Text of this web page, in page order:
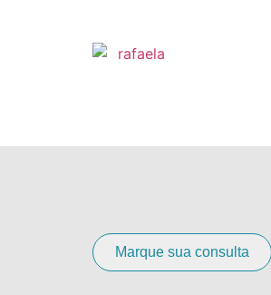
Marque sua consulta